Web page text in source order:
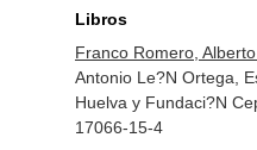
Libros
Franco Romero,
Antonio Le?N Ortega,
Huelva y Fundaci?N
17066-15-4